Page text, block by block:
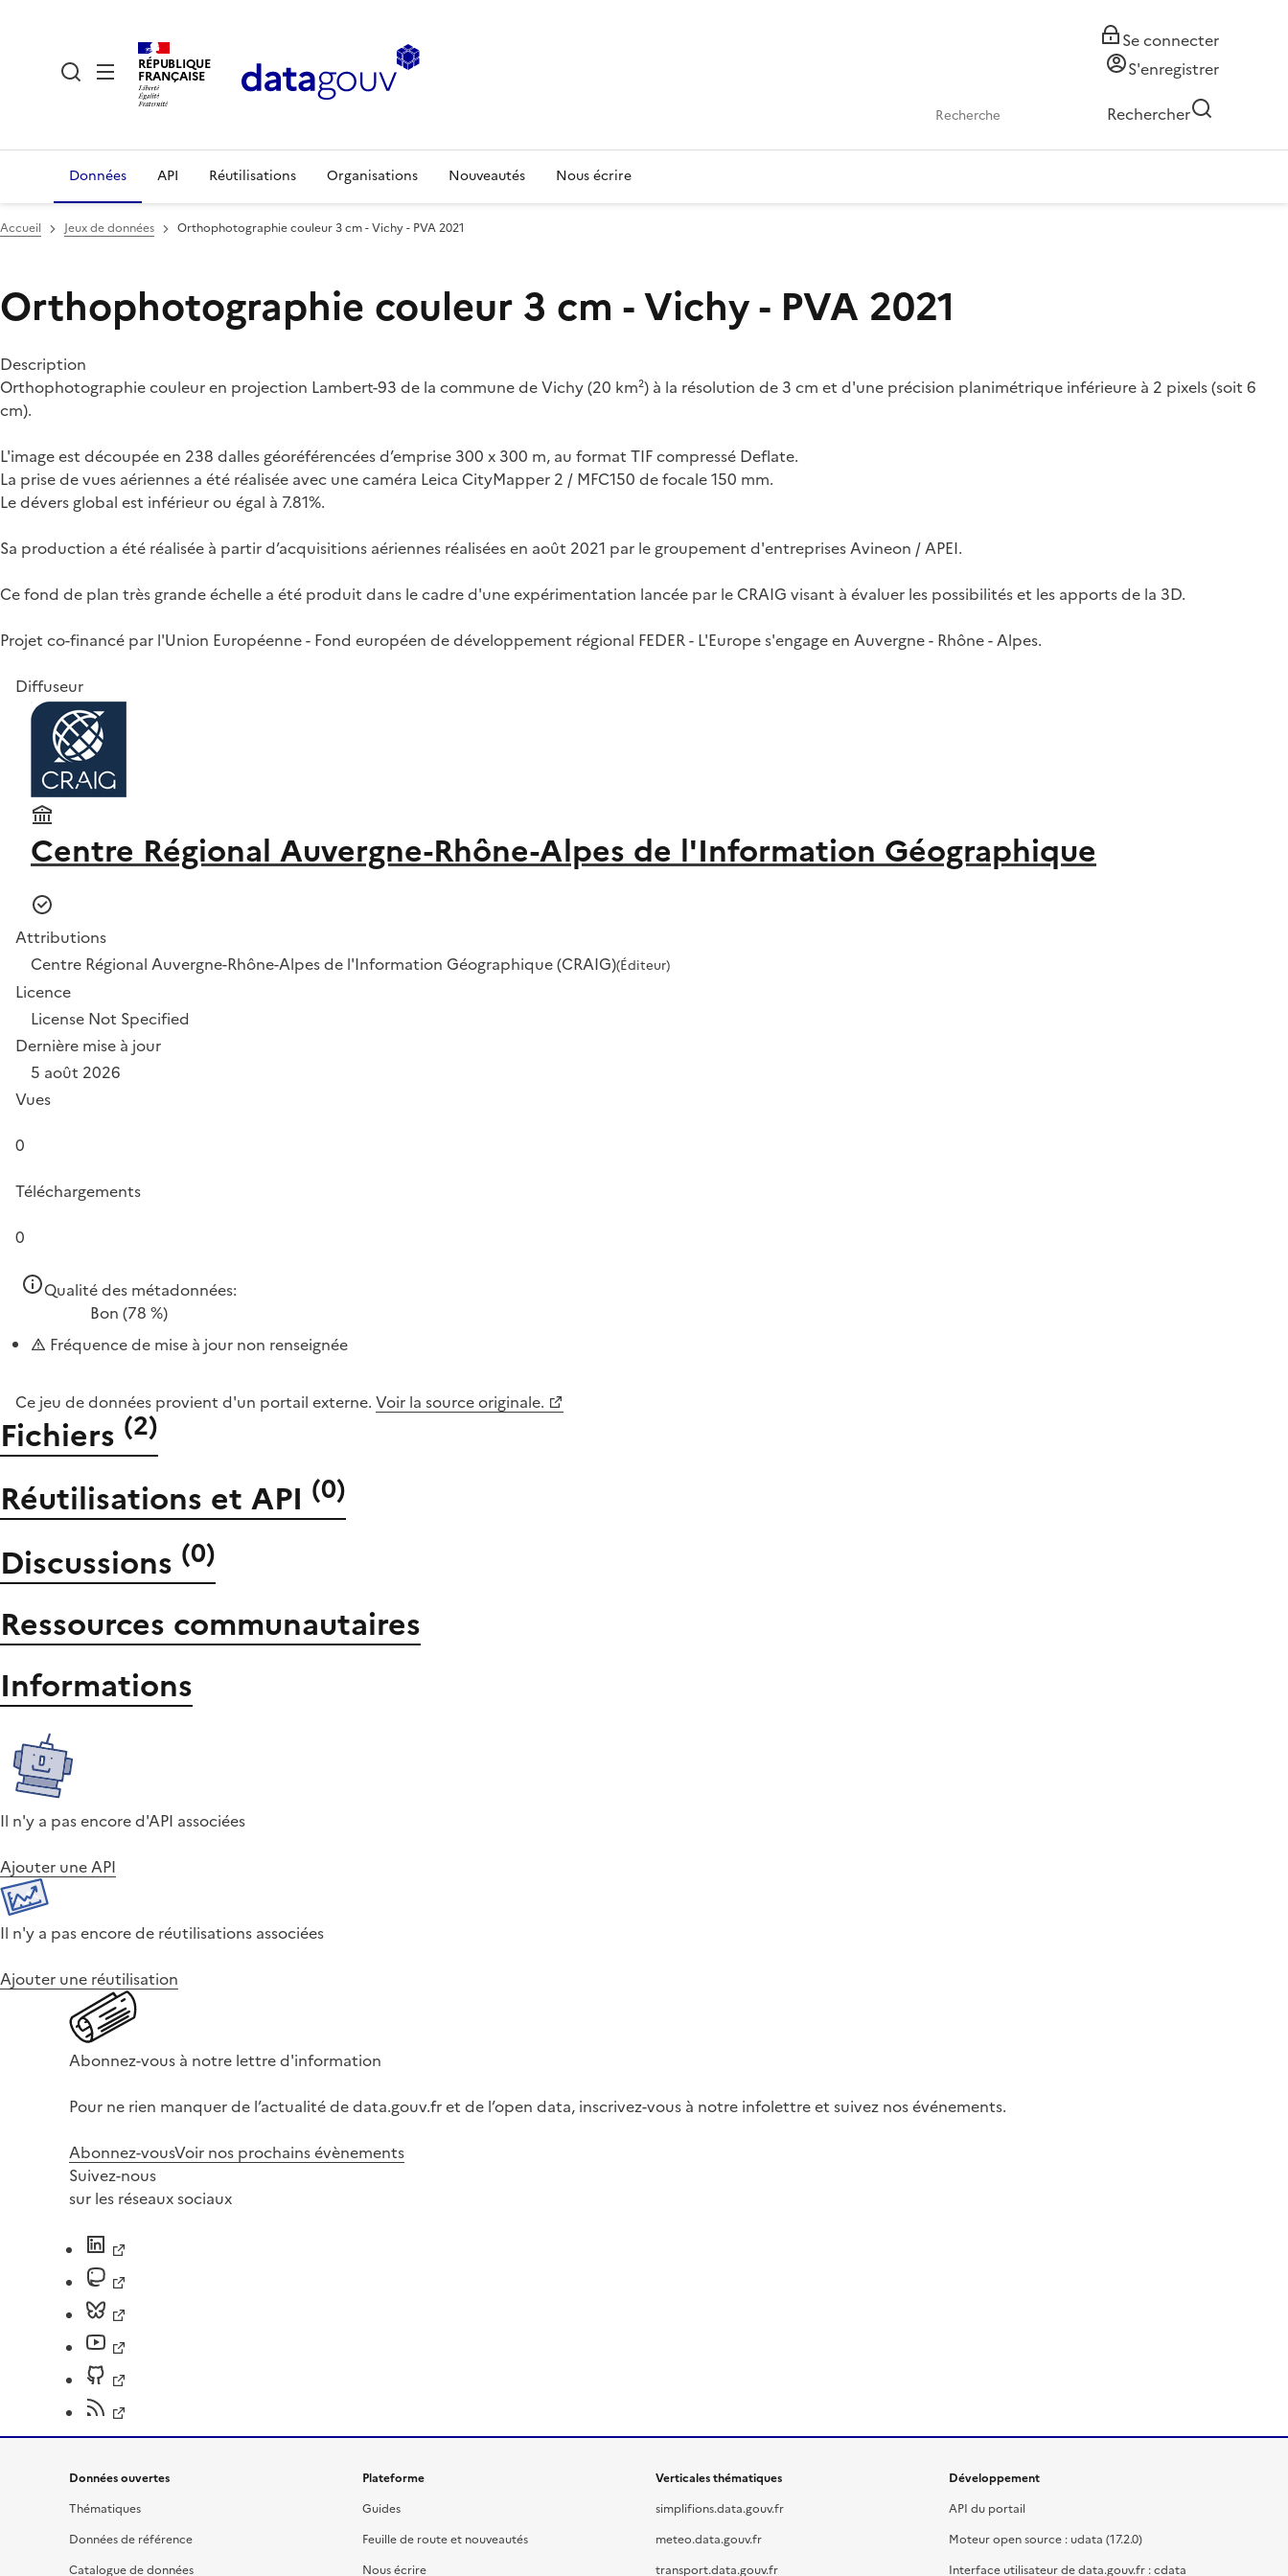
RÉPUBLIQUE
FRANÇAISE
Se connecter
S'enregistrer
Rechercher
Données API Réutilisations Organisations Nouveautés Nous écrire
Accueil Jeux de données Orthophotographie couleur 3 cm - Vichy - PVA 2021
Orthophotographie couleur 3 cm - Vichy - PVA 2021
Description
Orthophotographie couleur en projection Lambert-93 de la commune de Vichy (20 km²) à la résolution de 3 cm et d'une précision planimétrique inférieure à 2 pixels (soit 6
cm).
L'image est découpée en 238 dalles géoréférencées d’emprise 300 x 300 m, au format TIF compressé Deflate.
La prise de vues aériennes a été réalisée avec une caméra Leica CityMapper 2 / MFC150 de focale 150 mm.
Le dévers global est inférieur ou égal à 7.81%.
Sa production a été réalisée à partir d’acquisitions aériennes réalisées en août 2021 par le groupement d'entreprises Avineon / APEI.
Ce fond de plan très grande échelle a été produit dans le cadre d'une expérimentation lancée par le CRAIG visant à évaluer les possibilités et les apports de la 3D.
Projet co-financé par l'Union Européenne - Fond européen de développement régional FEDER - L'Europe s'engage en Auvergne - Rhône - Alpes.
Diffuseur
Centre Régional Auvergne-Rhône-Alpes de l'Information Géographique
Attributions
Centre Régional Auvergne-Rhône-Alpes de l'Information Géographique (CRAIG)(Éditeur)
Licence
License Not Specified
Dernière mise à jour
5 août 2026
Vues
0
Téléchargements
0
Qualité des métadonnées:
Bon (78 %)
Fréquence de mise à jour non renseignée
Ce jeu de données provient d'un portail externe. Voir la source originale.
Fichiers (2)
Réutilisations et API (0)
Discussions (0)
Ressources communautaires
Informations
Il n'y a pas encore d'API associées
Ajouter une API
Il n'y a pas encore de réutilisations associées
Ajouter une réutilisation
Abonnez-vous à notre lettre d'information
Pour ne rien manquer de l’actualité de data.gouv.fr et de l’open data, inscrivez-vous à notre infolettre et suivez nos événements.
Abonnez-vousVoir nos prochains évènements
Suivez-nous
sur les réseaux sociaux
Données ouvertes
Thématiques
Données de référence
Catalogue de données
Plateforme
Guides
Feuille de route et nouveautés
Nous écrire
Verticales thématiques
simplifions.data.gouv.fr
meteo.data.gouv.fr
transport.data.gouv.fr
Développement
API du portail
Moteur open source : udata (17.2.0)
Interface utilisateur de data.gouv.fr : cdata